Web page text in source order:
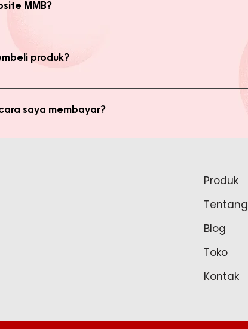
MMB?
Member dan Non Member. Anda bisa melakukan
produk?
membeli produk MMB. Tetapi ada keuntungan yang bisa
saya membayar?
ke Produk Member, apa yang harus saya
24-48 jam untuk proses pembaruan data sebelum Anda
Produk
Blog
Toko
Kontak